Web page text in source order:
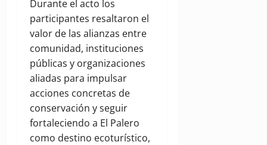
Durante el acto los
participantes resaltaron el
valor de las alianzas entre
comunidad, instituciones
públicas y organizaciones
aliadas para impulsar
acciones concretas de
conservación y seguir
fortaleciendo a El Palero
como destino ecoturístico,